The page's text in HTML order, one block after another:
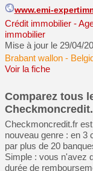
www.emi-
Crédit immobilier-
immobilier
Mise à jour le 29/04/
Brabant wallon -
Voir la fiche
Comparez tous
Checkmoncredit.fr
nouveau genre : en 3
par plus de 20
Simple : vous n'avez
durée de